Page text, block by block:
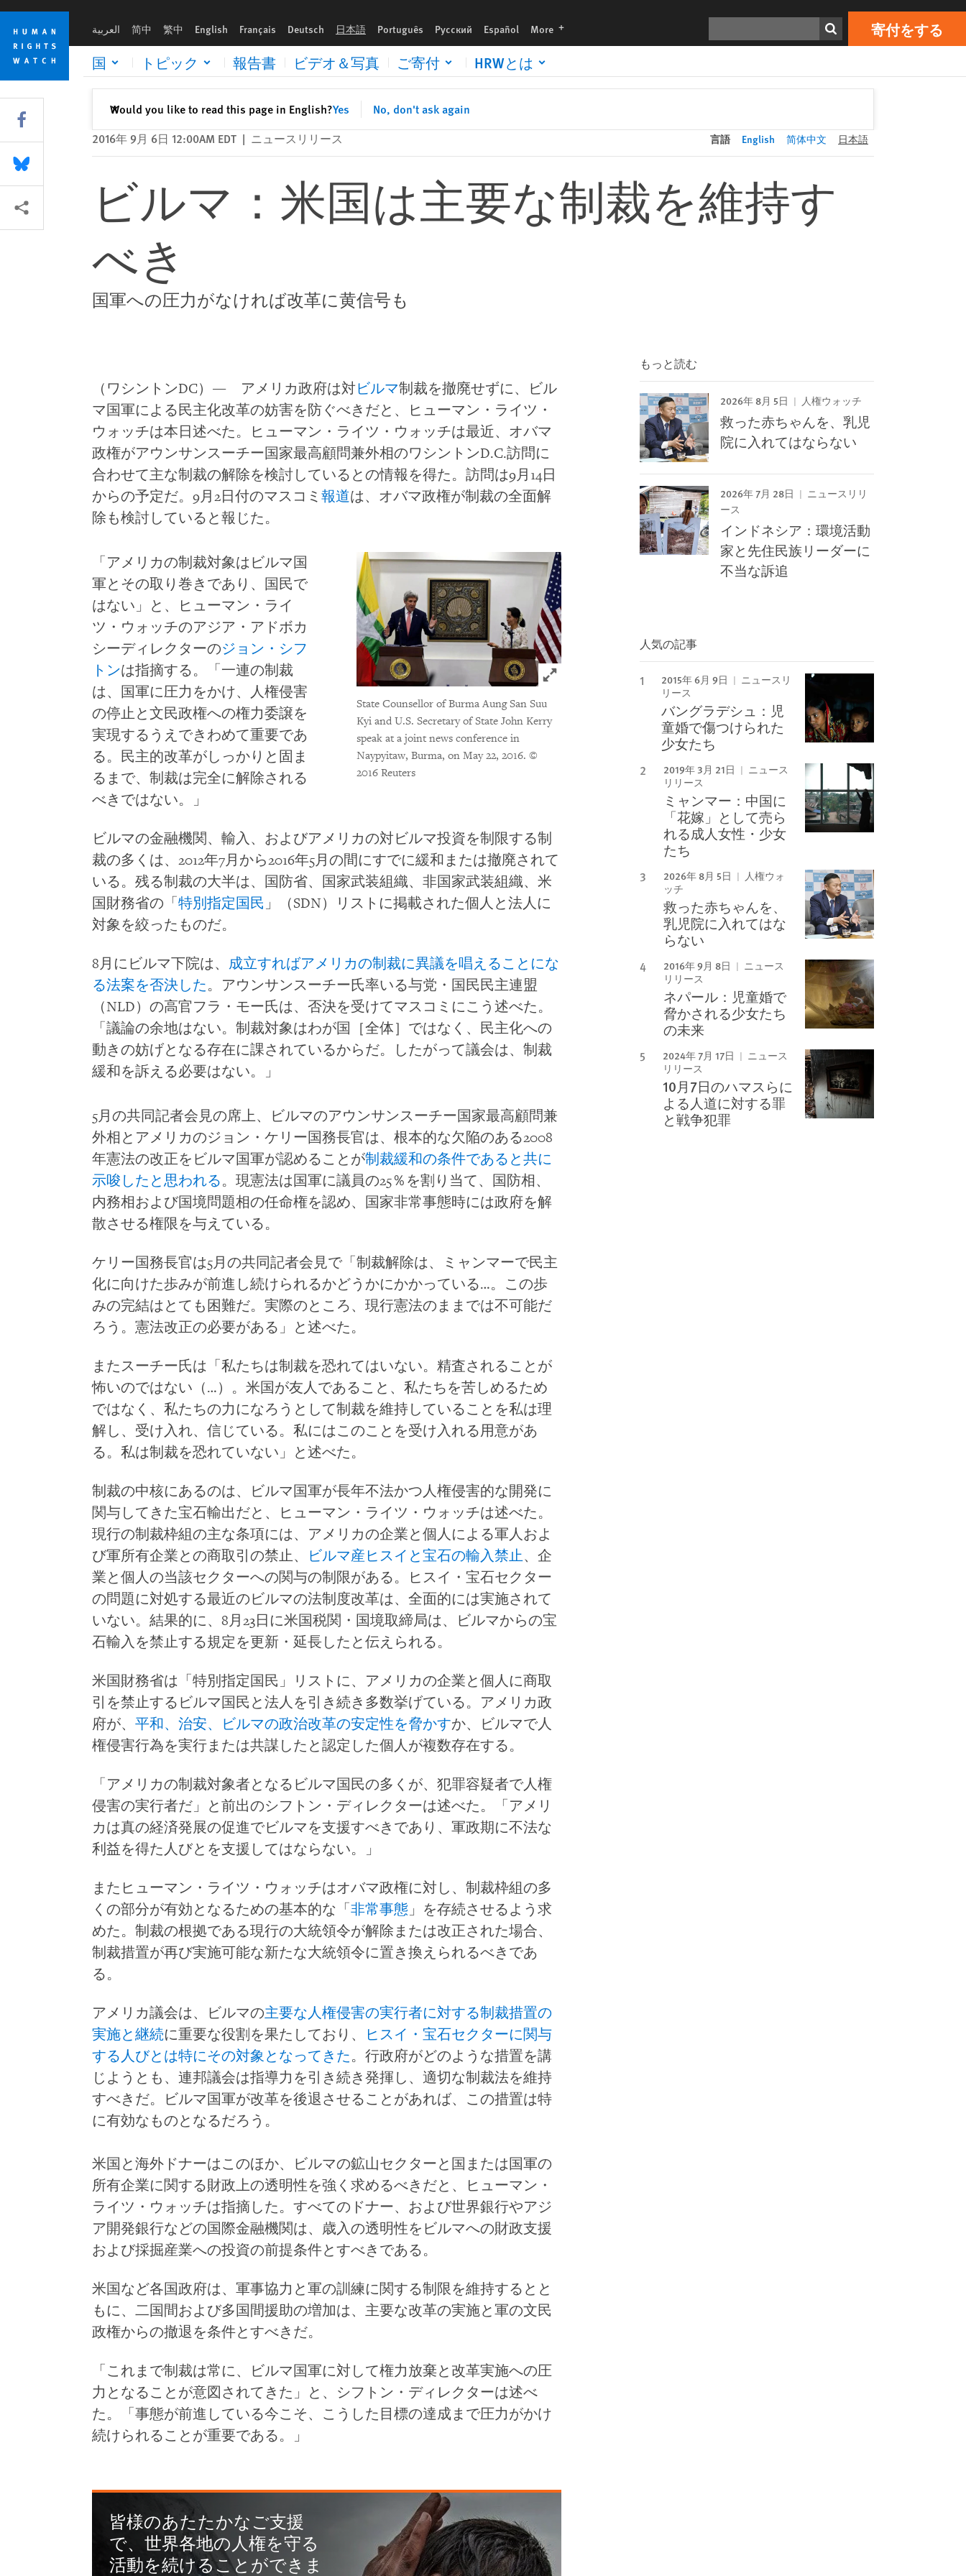
Skip
cookie
privacy
notice
Skip
main
content
العربية 简中 繁中 English Français Deutsch 日本語 Português Русский Español More languages 寄付をする
国 トピック 報告書 ビデオ＆写真 ご寄付 HRWとは
Would you like to read this page in English?Yes No, don't ask again
✕閉じる
Print 寄付をする
2016年 9月 6日 12:00AM EDT | ニュースリリース 言語 English 简体中文 日本語
ビルマ：米国は主要な制裁を維持す
べき
国軍への圧力がなければ改革に黄信号も
（ワシントンDC）― アメリカ政府は対ビルマ制裁を撤廃せずに、ビル
マ国軍による民主化改革の妨害を防ぐべきだと、ヒューマン・ライツ・
ウォッチは本日述べた。ヒューマン・ライツ・ウォッチは最近、オバマ
政権がアウンサンスーチー国家最高顧問兼外相のワシントンD.C.訪問に
合わせて主な制裁の解除を検討しているとの情報を得た。訪問は9月14日
からの予定だ。9月2日付のマスコミ 報道は、オバマ政権が制裁の全面解
除も検討していると報じた。
Click to expand Image
State Counsellor of Burma Aung San Suu
Kyi and U.S. Secretary of State John Kerry
speak at a joint news conference in
Naypyitaw, Burma, on May 22, 2016. ©
2016 Reuters
「アメリカの制裁対象はビルマ国
軍とその取り巻きであり、国民で
はない」と、ヒューマン・ライ
ツ・ウォッチのアジア・アドボカ
シーディレクターのジョン・シフ
トンは指摘する。「一連の制裁
は、国軍に圧力をかけ、人権侵害
の停止と文民政権への権力委譲を
実現するうえできわめて重要であ
る。民主的改革がしっかりと固ま
るまで、制裁は完全に解除される
べきではない。」
ビルマの金融機関、輸入、およびアメリカの対ビルマ投資を制限する制
裁の多くは、2012年7月から2016年5月の間にすでに緩和または撤廃されて
いる。残る制裁の大半は、国防省、国家武装組織、非国家武装組織、米
国財務省の「 特別指定国民 」（SDN）リストに掲載された個人と法人に
対象を絞ったものだ。
8月にビルマ下院は、 成立すればアメリカの制裁に異議を唱えることにな
る法案を否決した。アウンサンスーチー氏率いる与党・国民民主連盟
（NLD）の高官フラ・モー氏は、否決を受けてマスコミにこう述べた。
「議論の余地はない。制裁対象はわが国［全体］ではなく、民主化への
動きの妨げとなる存在に課されているからだ。したがって議会は、制裁
緩和を訴える必要はない。」
5月の共同記者会見の席上、ビルマのアウンサンスーチー国家最高顧問兼
外相とアメリカのジョン・ケリー国務長官は、根本的な欠陥のある2008
年憲法の改正をビルマ国軍が認めることが制裁緩和の条件であると共に
示唆したと思われる。現憲法は国軍に議員の25％を割り当て、国防相、
内務相および国境問題相の任命権を認め、国家非常事態時には政府を解
散させる権限を与えている。
ケリー国務長官は5月の共同記者会見で「制裁解除は、ミャンマーで民主
化に向けた歩みが前進し続けられるかどうかにかかっている…。この歩
みの完結はとても困難だ。実際のところ、現行憲法のままでは不可能だ
ろう。憲法改正の必要がある」と述べた。
またスーチー氏は「私たちは制裁を恐れてはいない。精査されることが
怖いのではない（…）。米国が友人であること、私たちを苦しめるため
ではなく、私たちの力になろうとして制裁を維持していることを私は理
解し、受け入れ、信じている。私にはこのことを受け入れる用意があ
る。私は制裁を恐れていない」と述べた。
制裁の中核にあるのは、ビルマ国軍が長年不法かつ人権侵害的な開発に
関与してきた宝石輸出だと、ヒューマン・ライツ・ウォッチは述べた。
現行の制裁枠組の主な条項には、アメリカの企業と個人による軍人およ
び軍所有企業との商取引の禁止、
ビルマ産ヒスイと宝石の輸入禁止、企
業と個人の当該セクターへの関与の制限がある。ヒスイ・宝石セクター
の問題に対処する最近のビルマの法制度改革は、全面的には実施されて
いない。結果的に、8月23日に米国税関・国境取締局は、ビルマからの宝
石輸入を禁止する規定を更新・延長したと伝えられる。
米国財務省は「特別指定国民」リストに、アメリカの企業と個人に商取
引を禁止するビルマ国民と法人を引き続き多数挙げている。アメリカ政
府が、 平和、治安、ビルマの政治改革の安定性を脅かすか、ビルマで人
権侵害行為を実行または共謀したと認定した個人が複数存在する。
「アメリカの制裁対象者となるビルマ国民の多くが、犯罪容疑者で人権
侵害の実行者だ」と前出のシフトン・ディレクターは述べた。「アメリ
カは真の経済発展の促進でビルマを支援すべきであり、軍政期に不法な
利益を得た人びとを支援してはならない。」
またヒューマン・ライツ・ウォッチはオバマ政権に対し、制裁枠組の多
くの部分が有効となるための基本的な「 非常事態 」を存続させるよう求
めた。制裁の根拠である現行の大統領令が解除または改正された場合、
制裁措置が再び実施可能な新たな大統領令に置き換えられるべきであ
る。
アメリカ議会は、ビルマの主要な人権侵害の実行者に対する制裁措置の
実施と継続に重要な役割を果たしており、
ヒスイ・宝石セクターに関与
する人びとは特にその対象となってきた。行政府がどのような措置を講
じようとも、連邦議会は指導力を引き続き発揮し、適切な制裁法を維持
すべきだ。ビルマ国軍が改革を後退させることがあれば、この措置は特
に有効なものとなるだろう。
米国と海外ドナーはこのほか、ビルマの鉱山セクターと国または国軍の
所有企業に関する財政上の透明性を強く求めるべきだと、ヒューマン・
ライツ・ウォッチは指摘した。すべてのドナー、および世界銀行やアジ
ア開発銀行などの国際金融機関は、歳入の透明性をビルマへの財政支援
および採掘産業への投資の前提条件とすべきである。
米国など各国政府は、軍事協力と軍の訓練に関する制限を維持するとと
もに、二国間および多国間援助の増加は、主要な改革の実施と軍の文民
政権からの撤退を条件とすべきだ。
「これまで制裁は常に、ビルマ国軍に対して権力放棄と改革実施への圧
力となることが意図されてきた」と、シフトン・ディレクターは述べ
た。「事態が前進している今こそ、こうした目標の達成まで圧力がかけ
続けられることが重要である。」
皆様のあたたかなご支援
で、世界各地の人権を守る
活動を続けることができま
もっと読む
2026年 8月 5日 人権ウォッチ
救った赤ちゃんを、乳児
院に入れてはならない
2026年 7月 28日
ニュースリリ
ース
インドネシア：環境活動
家と先住民族リーダーに
不当な訴追
人気の記事
2015年 6月 9日
ニュースリ
リース
バングラデシュ：児
童婚で傷つけられた
少女たち
2019年 3月 21日
ニュース
リリース
ミャンマー：中国に
「花嫁」として売ら
れる成人女性・少女
たち
2026年 8月 5日
人権ウォ
ッチ
救った赤ちゃんを、
乳児院に入れてはな
らない
2016年 9月 8日
ニュース
リリース
ネパール：児童婚で
脅かされる少女たち
の未来
2024年 7月 17日
ニュース
リリース
10月7日のハマスらに
よる人道に対する罪
と戦争犯罪
Share this via Facebook
Share this via Bluesky
More sharing options